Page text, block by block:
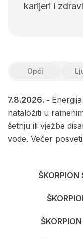
karijeri i
Opći
7.8.2026. -
nataložiti u
šetnju ili vježbe
vode. Večer
ŠKORPION